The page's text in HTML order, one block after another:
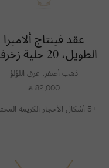
عقد فينتاج ألامبرا
الطويل، 20 حلية زخرفية
ذهب أصفر, عرق اللؤلؤ
82,000
⃁
+5 أشكال الأحجار الكريمة المختلفة